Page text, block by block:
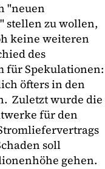
"neuen
stellen zu wollen,
keine weiteren
des
für Spekulationen:
öfters in den
Zuletzt wurde die
für den
soll
gehen.